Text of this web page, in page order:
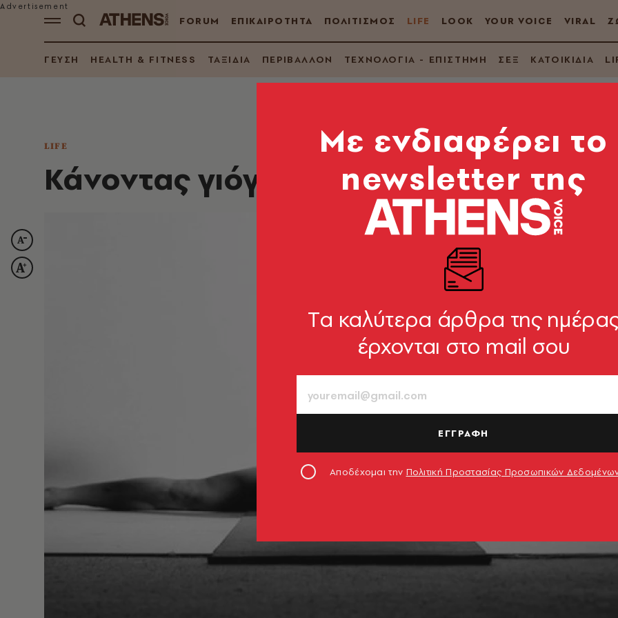
FORUM ΕΠΙΚΑΙΡΟΤΗΤΑ ΠΟΛΙΤΙΣΜΟΣ LIFE LOOK YOUR VOICE VIRAL
ΓΕΥΣΗ HEALTH & FITNESS ΤΑΞΙΔΙΑ ΠΕΡΙΒΑΛΛΟΝ ΤΕΧΝΟΛΟΓΙΑ - ΕΠΙΣΤΗΜΗ ΣΕΞ ΚΑΤΟΙΚΙΔΙΑ
LIFE
Κάνοντας γιόγκα γυμνή
Mε ενδιαφέρει το
newsletter της
Tα καλύτερα άρθρα της
έρχονται στο mail σου
ΕΓΓΡΑΦΗ
Αποδέχομαι την Πολιτική Προστασίας Προσωπικών